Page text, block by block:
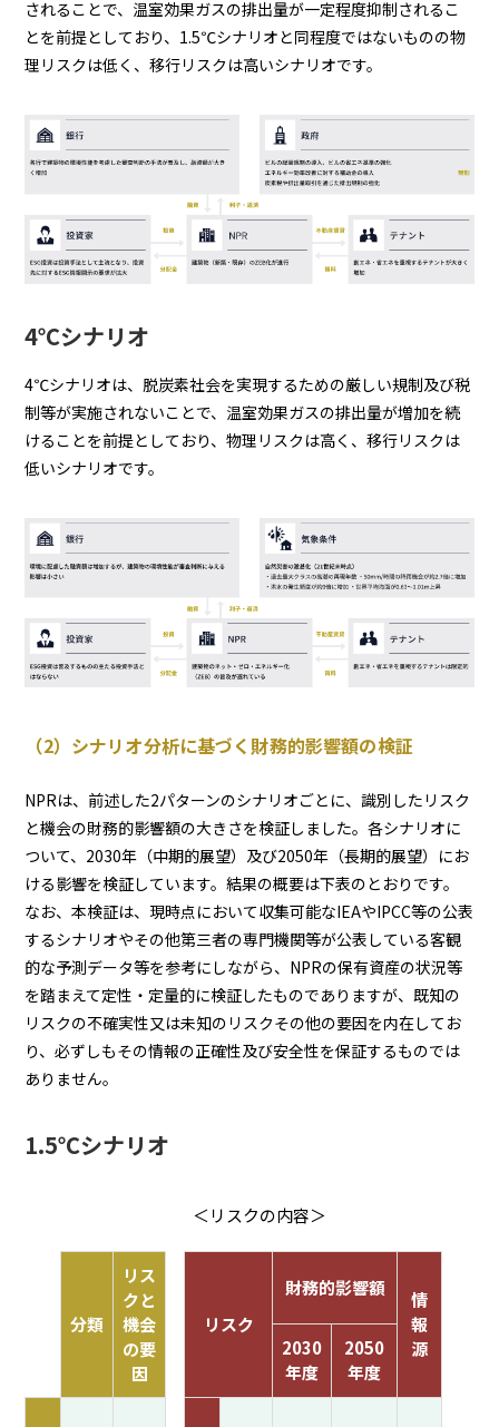
されることで、温室効果ガスの排出量が一定程度抑制されるこ
とを前提としており、1.5℃シナリオと同程度ではないものの物
理リスクは低く、移行リスクは高いシナリオです。
4℃シナリオ
4℃シナリオは、脱炭素社会を実現するための厳しい規制及び税
制等が実施されないことで、温室効果ガスの排出量が増加を続
けることを前提としており、物理リスクは高く、移行リスクは
低いシナリオです。
（2）シナリオ分析に基づく財務的影響額の検証
NPRは、前述した2パターンのシナリオごとに、識別したリスク
と機会の財務的影響額の大きさを検証しました。各シナリオに
ついて、2030年（中期的展望）及び2050年（長期的展望）にお
ける影響を検証しています。結果の概要は下表のとおりです。
なお、本検証は、現時点において収集可能なIEAやIPCC等の公表
するシナリオやその他第三者の専門機関等が公表している客観
的な予測データ等を参考にしながら、NPRの保有資産の状況等
を踏まえて定性・定量的に検証したものでありますが、既知の
リスクの不確実性又は未知のリスクその他の要因を内在してお
り、必ずしもその情報の正確性及び安全性を保証するものでは
ありません。
1.5℃シナリオ
＜リスクの内容＞
分類
リス
クと
機会
の要
因
リスク
財務的影響額
情
報
源
2030
年度
2050
年度